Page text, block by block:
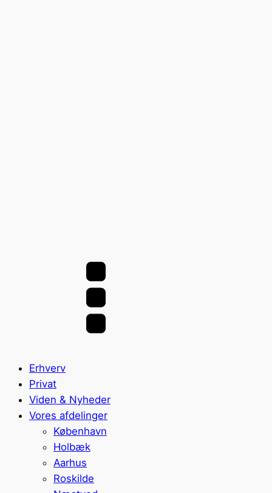
Erhverv
Privat
Viden & Nyheder
Vores afdelinger
København
Holbæk
Aarhus
Roskilde